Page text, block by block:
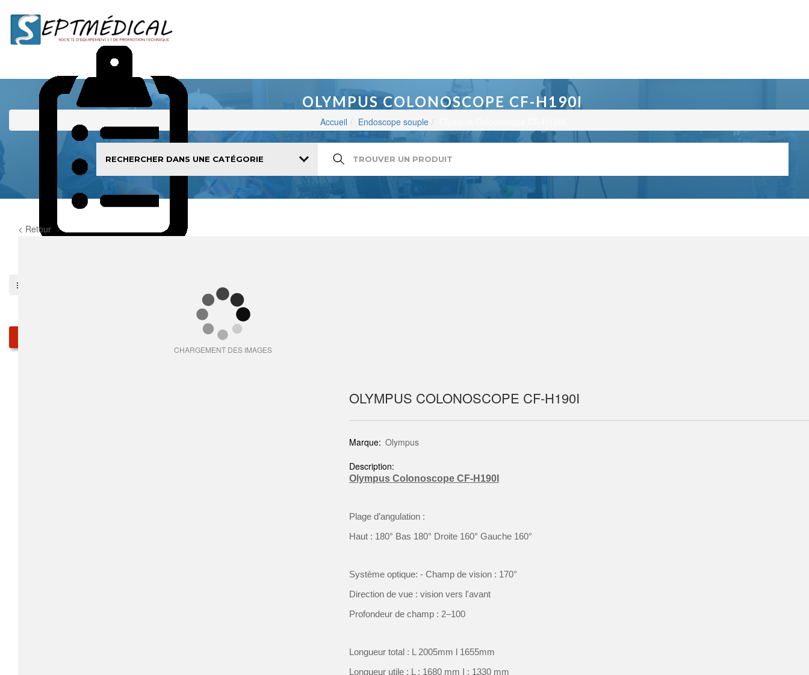
OLYMPUS COLONOSCOPE CF-H190I
Accueil Endoscope souple
< Retour
CHARGEMENT DES IMAGES
OLYMPUS COLONOSCOPE CF-H190I
Marque: Olympus
Description:
Olympus Colonoscope CF-H190I
Plage d’angulation :
Haut : 180° Bas 180° Droite 160° Gauche 160°
Système optique: - Champ de vision : 170°
Direction de vue : vision vers l'avant
Profondeur de champ : 2–100
Longueur total : L 2005mm l 1655mm
Longueur utile : L : 1680 mm I : 1330 mm